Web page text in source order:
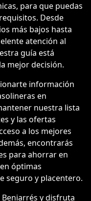
para que puedas
Desde
más bajos hasta
atención al
guía está
mejor decisión.
información
en
nuestra lista
y las ofertas
a los mejores
encontrarás
para ahorrar en
óptimas
seguro y placentero.
Beniarrés y disfruta